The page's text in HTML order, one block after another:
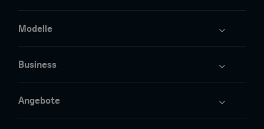
Modelle
Business
Angebote